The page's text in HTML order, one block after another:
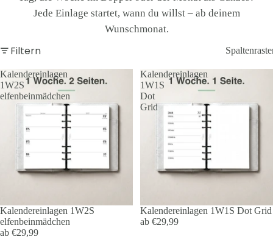
Jede Einlage startet, wann du willst – ab deinem
Wunschmonat.
Filtern
Kalendereinlagen
1W2S
elfenbeinmädchen
Kalendereinlagen 1W2S
elfenbeinmädchen
ab €29,99
Kalendereinlagen
1W1S
Dot
Grid
Kalendereinlagen 1W1S Dot Grid
ab €29,99